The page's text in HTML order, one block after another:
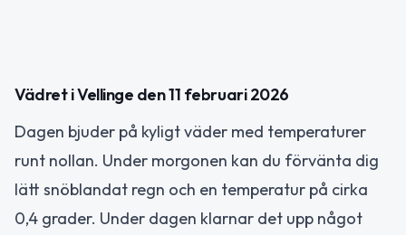
Vädret i Vellinge den 11 februari 2026
Dagen bjuder på kyligt väder med temperaturer
runt nollan. Under morgonen kan du förvänta dig
lätt snöblandat regn och en temperatur på cirka
0,4 grader. Under dagen klarnar det upp något